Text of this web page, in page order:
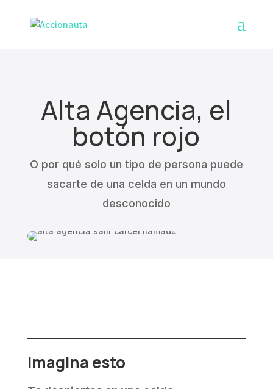
Alta Agencia, el
botón rojo
O por qué solo un tipo de persona puede
sacarte de una celda en un mundo
desconocido
Imagina esto